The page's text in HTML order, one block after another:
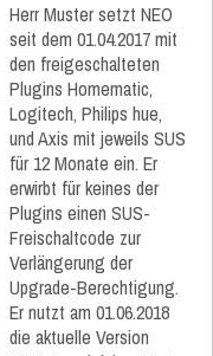
Herr Muster setzt NEO
seit dem 01.04.2017 mit
den freigeschalteten
Plugins Homematic,
Logitech, Philips hue,
und Axis mit jeweils SUS
für 12 Monate ein. Er
erwirbt für keines der
Plugins einen SUS-
Freischaltcode zur
Verlängerung der
Upgrade-Berechtigung.
Er nutzt am 01.06.2018
die aktuelle Version